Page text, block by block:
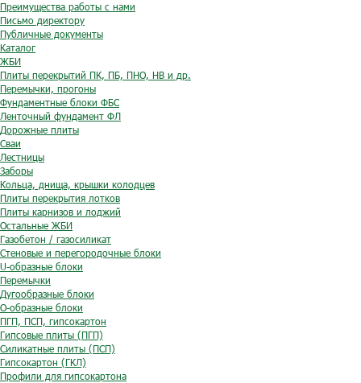
Преимущества работы с нами
Письмо директору
Публичные документы
Каталог
ЖБИ
Плиты перекрытий ПК, ПБ, ПНО, НВ и др.
Перемычки, прогоны
Фундаментные блоки ФБС
Ленточный фундамент ФЛ
Дорожные плиты
Сваи
Лестницы
Заборы
Кольца, днища, крышки колодцев
Плиты перекрытия лотков
Плиты карнизов и лоджий
Остальные ЖБИ
Газобетон / газосиликат
Стеновые и перегородочные блоки
U-образные блоки
Перемычки
Дугообразные блоки
O-образные блоки
ПГП, ПСП, гипсокартон
Гипсовые плиты (ПГП)
Силикатные плиты (ПСП)
Гипсокартон (ГКЛ)
Профили для гипсокартона